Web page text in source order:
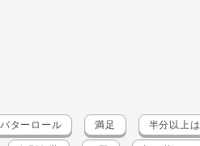
バターロール 満足 半分以上は